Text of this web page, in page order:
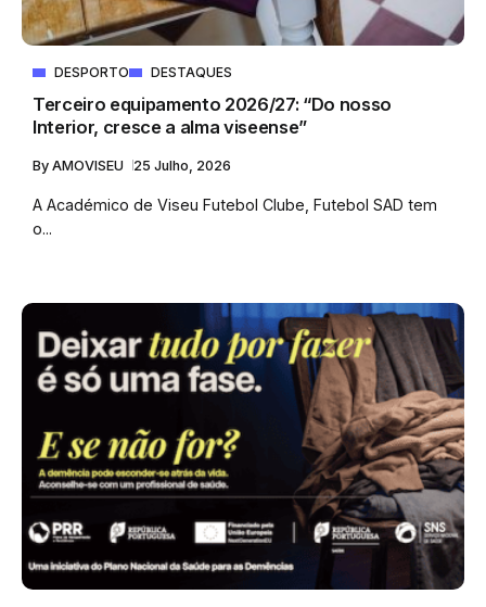
DESPORTO DESTAQUES
Terceiro equipamento 2026/27: “Do nosso
Interior, cresce a alma viseense”
By AMOVISEU 25 Julho, 2026
A Académico de Viseu Futebol Clube, Futebol SAD tem
o...